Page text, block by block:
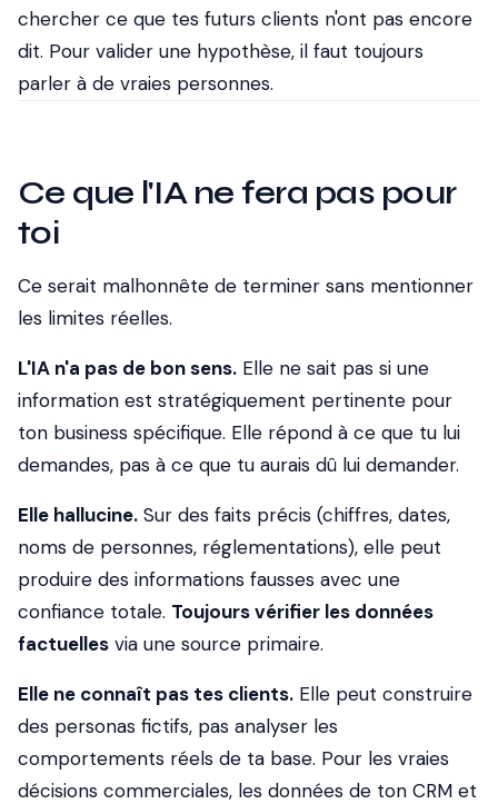
chercher ce que tes futurs clients n'ont pas encore
dit. Pour valider une hypothèse, il faut toujours
parler à de vraies personnes.
Ce que l'IA ne fera pas pour
toi
Ce serait malhonnête de terminer sans mentionner
les limites réelles.
L'IA n'a pas de bon sens. Elle ne sait pas si une
information est stratégiquement pertinente pour
ton business spécifique. Elle répond à ce que tu lui
demandes, pas à ce que tu aurais dû lui demander.
Elle hallucine. Sur des faits précis (chiffres, dates,
noms de personnes, réglementations), elle peut
produire des informations fausses avec une
confiance totale. Toujours vérifier les données
factuelles via une source primaire.
Elle ne connaît pas tes clients. Elle peut construire
des personas fictifs, pas analyser les
comportements réels de ta base. Pour les vraies
décisions commerciales, les données de ton CRM et